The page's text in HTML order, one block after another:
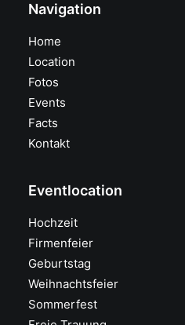
Navigation
Home
Location
Fotos
Events
Facts
Kontakt
Eventlocation
Hochzeit
Firmenfeier
Geburtstag
Weihnachtsfeier
Sommerfest